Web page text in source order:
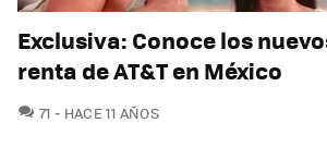
Exclusiva: Conoce los
renta de AT&T en México
71 COMENTARIOS
HACE 11 AÑOS